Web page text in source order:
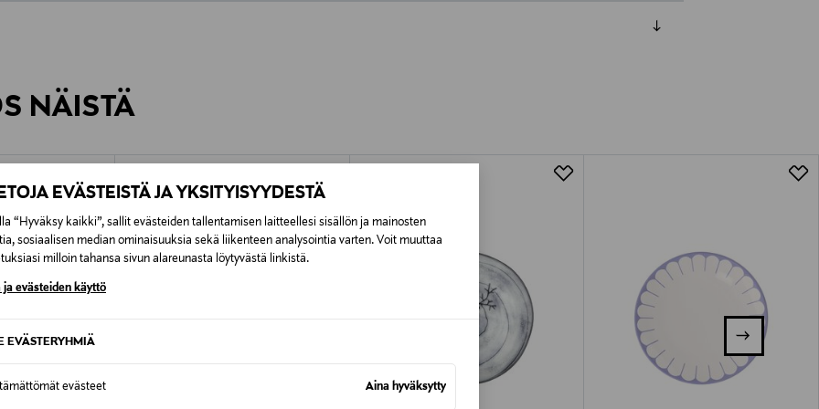
EVÄSTEISTÄ JA YKSITYISYYDESTÄ
“Hyväksy kaikki”, sallit evästeiden tallentamisen laitteellesi sisällön ja mainosten
sosiaalisen median ominaisuuksia sekä liikenteen analysointia varten. Voit muuttaa
milloin tahansa sivun alareunasta löytyvästä linkistä.
ja evästeiden käyttö
EVÄSTERYHMIÄ
evästeet Aina hyväksytty
Alk. 6,90 €, kun toimitus on saatavilla valittuun osoitteeseen.
NÄISTÄ